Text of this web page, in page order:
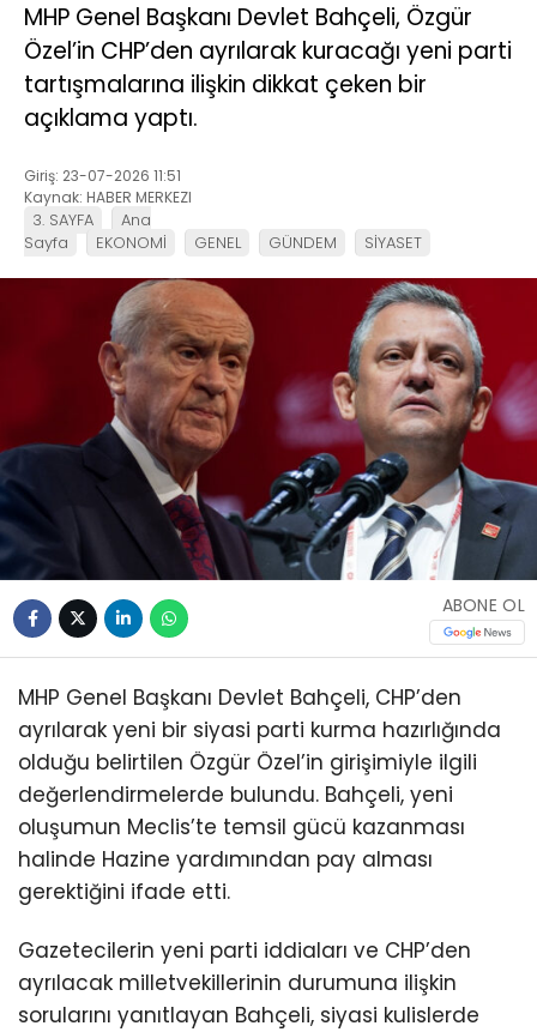
MHP Genel Başkanı Devlet Bahçeli, Özgür
Özel’in CHP’den ayrılarak kuracağı yeni parti
tartışmalarına ilişkin dikkat çeken bir
açıklama yaptı.
Giriş: 23-07-2026 11:51
Kaynak: HABER MERKEZI
3. SAYFA
Ana
Sayfa
EKONOMİ GENEL GÜNDEM SİYASET
ABONE OL
MHP Genel Başkanı Devlet Bahçeli, CHP’den
ayrılarak yeni bir siyasi parti kurma hazırlığında
olduğu belirtilen Özgür Özel’in girişimiyle ilgili
değerlendirmelerde bulundu. Bahçeli, yeni
oluşumun Meclis’te temsil gücü kazanması
halinde Hazine yardımından pay alması
gerektiğini ifade etti.
Gazetecilerin yeni parti iddiaları ve CHP’den
ayrılacak milletvekillerinin durumuna ilişkin
sorularını yanıtlayan Bahçeli, siyasi kulislerde